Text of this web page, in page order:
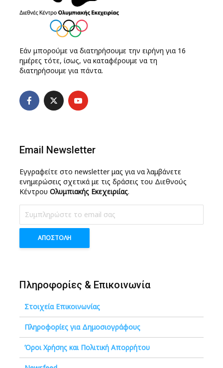
Εάν μπορούμε να διατηρήσουμε την ειρήνη για 16
ημέρες τότε, ίσως, να καταφέρουμε να τη
διατηρήσουμε για πάντα.
Email Newsletter
Εγγραφείτε στο newsletter μας για να λαμβάνετε
ενημερώσεις σχετικά με τις δράσεις του Διεθνούς
Κέντρου Ολυμπιακής Εκεχειριίας.
Πληροφορίες & Επικοινωνία
Στοιχεία Επικοινωνίας
Πληροφορίες για Δημοσιογράφους
Όροι Χρήσης και Πολιτική Απορρήτου